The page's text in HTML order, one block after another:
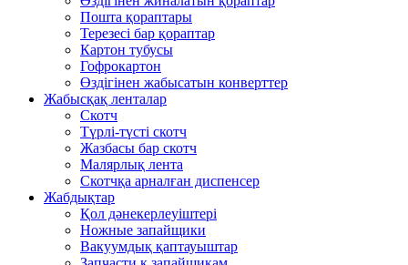
Пошта қораптары
Терезесі бар қораптар
Картон тубусы
Гофрокартон
Өздігінен жабысатын конверттер
Жабысқақ ленталар
Скотч
Түрлі-түсті скотч
Жазбасы бар скотч
Малярлық лента
Скотчқа арналған диспенсер
Жабдықтар
Қол дәнекерлеуіштері
Ножные запайщики
Вакуумдық қаптауыштар